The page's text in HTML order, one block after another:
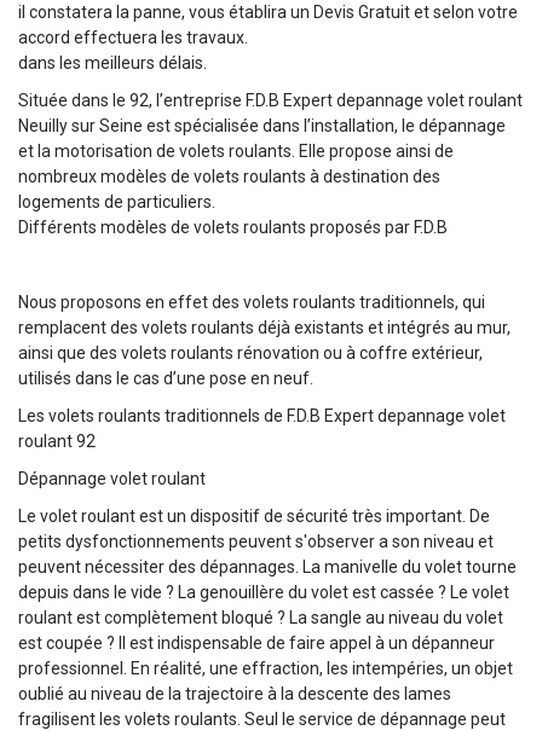
il constatera la panne, vous établira un Devis Gratuit et selon votre
accord effectuera les travaux.
dans les meilleurs délais.
Située dans le 92, l’entreprise F.D.B Expert depannage volet roulant
Neuilly sur Seine est spécialisée dans l’installation, le dépannage
et la motorisation de volets roulants. Elle propose ainsi de
nombreux modèles de volets roulants à destination des
logements de particuliers.
Différents modèles de volets roulants proposés par F.D.B
Nous proposons en effet des volets roulants traditionnels, qui
remplacent des volets roulants déjà existants et intégrés au mur,
ainsi que des volets roulants rénovation ou à coffre extérieur,
utilisés dans le cas d’une pose en neuf.
Les volets roulants traditionnels de F.D.B Expert depannage volet
roulant 92
Dépannage volet roulant
Le volet roulant est un dispositif de sécurité très important. De
petits dysfonctionnements peuvent s'observer a son niveau et
peuvent nécessiter des dépannages. La manivelle du volet tourne
depuis dans le vide ? La genouillère du volet est cassée ? Le volet
roulant est complètement bloqué ? La sangle au niveau du volet
est coupée ? Il est indispensable de faire appel à un dépanneur
professionnel. En réalité, une effraction, les intempéries, un objet
oublié au niveau de la trajectoire à la descente des lames
fragilisent les volets roulants. Seul le service de dépannage peut